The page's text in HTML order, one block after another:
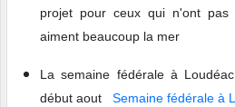
projet pour ceux qui n'ont
aiment beaucoup la mer
La semaine fédérale à
début aout Semaine fédérale à